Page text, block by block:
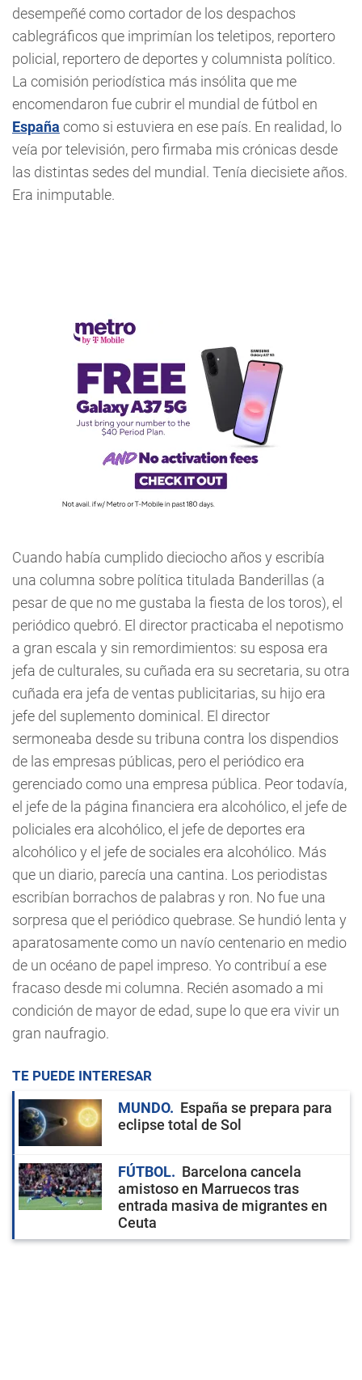
desempeñé como cortador de los despachos
cablegráficos que imprimían los teletipos, reportero
policial, reportero de deportes y columnista político.
La comisión periodística más insólita que me
encomendaron fue cubrir el mundial de fútbol en
España como si estuviera en ese país. En realidad, lo
veía por televisión, pero firmaba mis crónicas desde
las distintas sedes del mundial. Tenía diecisiete años.
Era inimputable.
Cuando había cumplido dieciocho años y escribía
una columna sobre política titulada Banderillas (a
pesar de que no me gustaba la fiesta de los toros), el
periódico quebró. El director practicaba el nepotismo
a gran escala y sin remordimientos: su esposa era
jefa de culturales, su cuñada era su secretaria, su otra
cuñada era jefa de ventas publicitarias, su hijo era
jefe del suplemento dominical. El director
sermoneaba desde su tribuna contra los dispendios
de las empresas públicas, pero el periódico era
gerenciado como una empresa pública. Peor todavía,
el jefe de la página financiera era alcohólico, el jefe de
policiales era alcohólico, el jefe de deportes era
alcohólico y el jefe de sociales era alcohólico. Más
que un diario, parecía una cantina. Los periodistas
escribían borrachos de palabras y ron. No fue una
sorpresa que el periódico quebrase. Se hundió lenta y
aparatosamente como un navío centenario en medio
de un océano de papel impreso. Yo contribuí a ese
fracaso desde mi columna. Recién asomado a mi
condición de mayor de edad, supe lo que era vivir un
gran naufragio.
TE PUEDE INTERESAR
MUNDO
España se prepara para
eclipse total de Sol
FÚTBOL
Barcelona cancela
amistoso en Marruecos tras
entrada masiva de migrantes en
Ceuta